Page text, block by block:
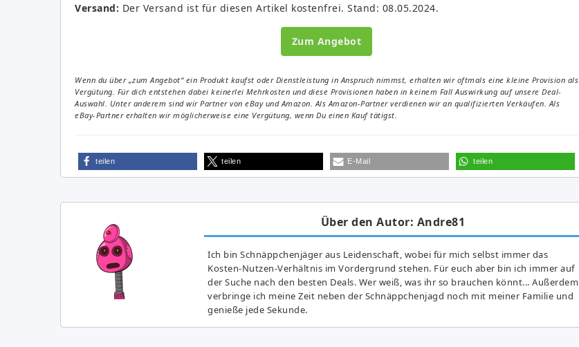
Versand: Der Versand ist für diesen Artikel kostenfrei. Stand: 08.05.2024.
Zum Angebot
Wenn du über „zum Angebot“ ein Produkt kaufst oder Dienstleistung in Anspruch nimmst, erhalten wir oftmals eine kleine Provision als
Vergütung. Für dich entstehen dabei keinerlei Mehrkosten und diese Provisionen haben in keinem Fall Auswirkung auf unsere Deal-
Auswahl. Unter anderem sind wir Partner von eBay und Amazon. Als Amazon-Partner verdienen wir an qualifizierten Verkäufen. Als
eBay-Partner erhalten wir möglicherweise eine Vergütung, wenn Du einen Kauf tätigst.
teilen teilen E-Mail teilen
Über den Autor: Andre81
Ich bin Schnäppchenjäger aus Leidenschaft, wobei für mich selbst immer das
Kosten-Nutzen-Verhältnis im Vordergrund stehen. Für euch aber bin ich immer auf
der Suche nach den besten Deals. Wer weiß, was ihr so brauchen könnt... Außerdem
verbringe ich meine Zeit neben der Schnäppchenjagd noch mit meiner Familie und
genieße jede Sekunde.